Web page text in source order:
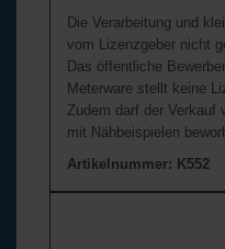
Die Verarbeitung und
vom Lizenzgeber nicht
Das öffentliche
Meterware stellt keine
Zudem darf der Verkauf
mit Nähbeispielen
Artikelnummer: K552